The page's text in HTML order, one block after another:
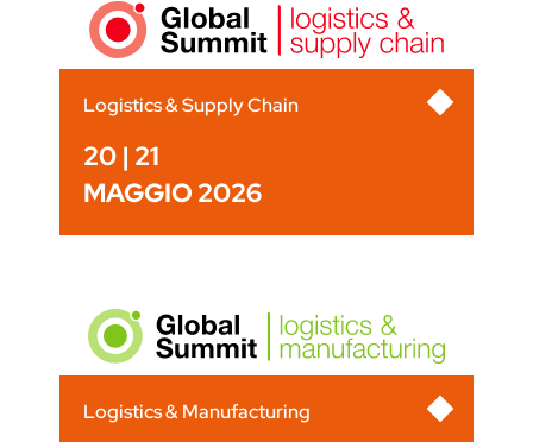
Logistics & Supply Chain
20 | 21
MAGGIO 2026
Logistics & Manufacturing